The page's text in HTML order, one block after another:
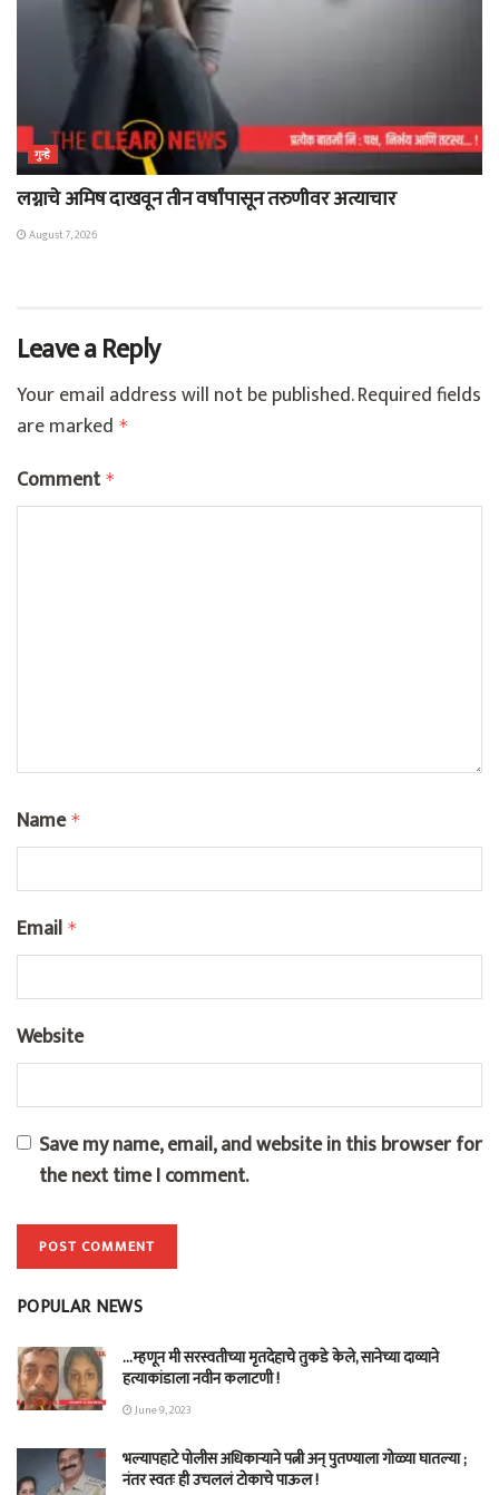
गुन्हे
लग्नाचे अमिष दाखवून तीन वर्षांपासून तरुणीवर अत्याचार
August 7, 2026
Leave a Reply
Your email address will not be published.Required fields
are marked *
Comment *
Name *
Email *
Website
Save my name, email, and website in this browser for
the next time I comment.
POPULAR NEWS
…म्हणून मी सरस्वतीच्या मृतदेहाचे तुकडे केले, सानेच्या दाव्याने
हत्याकांडाला नवीन कलाटणी !
June 9, 2023
भल्यापहाटे पोलीस अधिकाऱ्याने पत्नी अन् पुतण्याला गोळ्या घातल्या ;
नंतर स्वतः ही उचललं टोकाचे पाऊल !